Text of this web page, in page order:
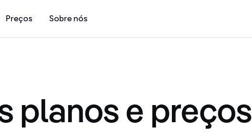
Preços Sobre nós
planos e preços